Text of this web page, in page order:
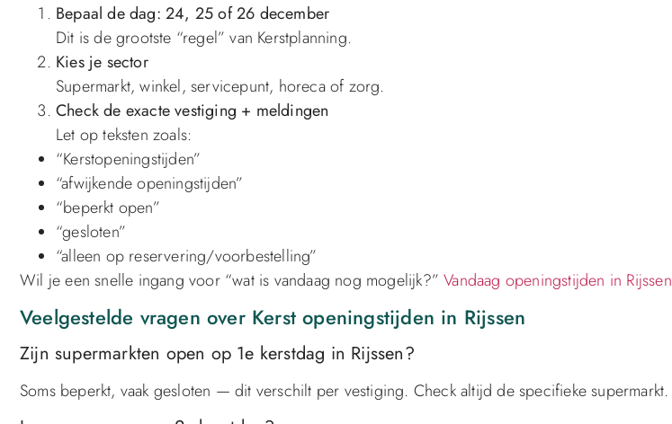
Bepaal de dag: 24, 25 of 26 december
Dit is de grootste “regel” van Kerstplanning.
Kies je sector
Supermarkt, winkel, servicepunt, horeca of zorg.
Check de exacte vestiging + meldingen
Let op teksten zoals:
“Kerstopeningstijden”
“afwijkende openingstijden”
“beperkt open”
“gesloten”
“alleen op reservering/voorbestelling”
Wil je een snelle ingang voor “wat is vandaag nog mogelijk?”Vandaag openingstijden in Rijssen
Veelgestelde vragen over Kerst openingstijden in Rijssen
Zijn supermarkten open op 1e kerstdag in Rijssen?
Soms beperkt, vaak gesloten — dit verschilt per vestiging. Check altijd de specifieke supermarkt.